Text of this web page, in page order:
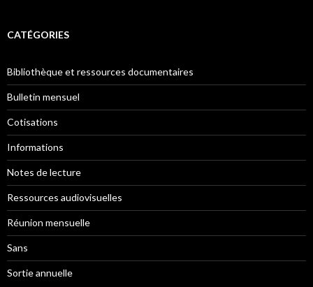
CATÉGORIES
Bibliothèque et ressources documentaires
Bulletin mensuel
Cotisations
Informations
Notes de lecture
Ressources audiovisuelles
Réunion mensuelle
Sans
Sortie annuelle